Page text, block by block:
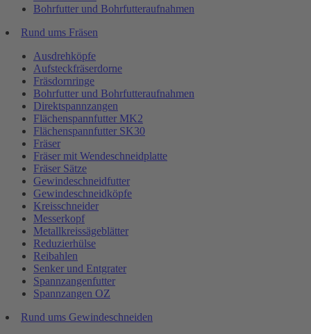
Bohrfutter und Bohrfutteraufnahmen
Rund ums Fräsen
Ausdrehköpfe
Aufsteckfräserdorne
Fräsdornringe
Bohrfutter und Bohrfutteraufnahmen
Direktspannzangen
Flächenspannfutter MK2
Flächenspannfutter SK30
Fräser
Fräser mit Wendeschneidplatte
Fräser Sätze
Gewindeschneidfutter
Gewindeschneidköpfe
Kreisschneider
Messerkopf
Metallkreissägeblätter
Reduzierhülse
Reibahlen
Senker und Entgrater
Spannzangenfutter
Spannzangen OZ
Rund ums Gewindeschneiden